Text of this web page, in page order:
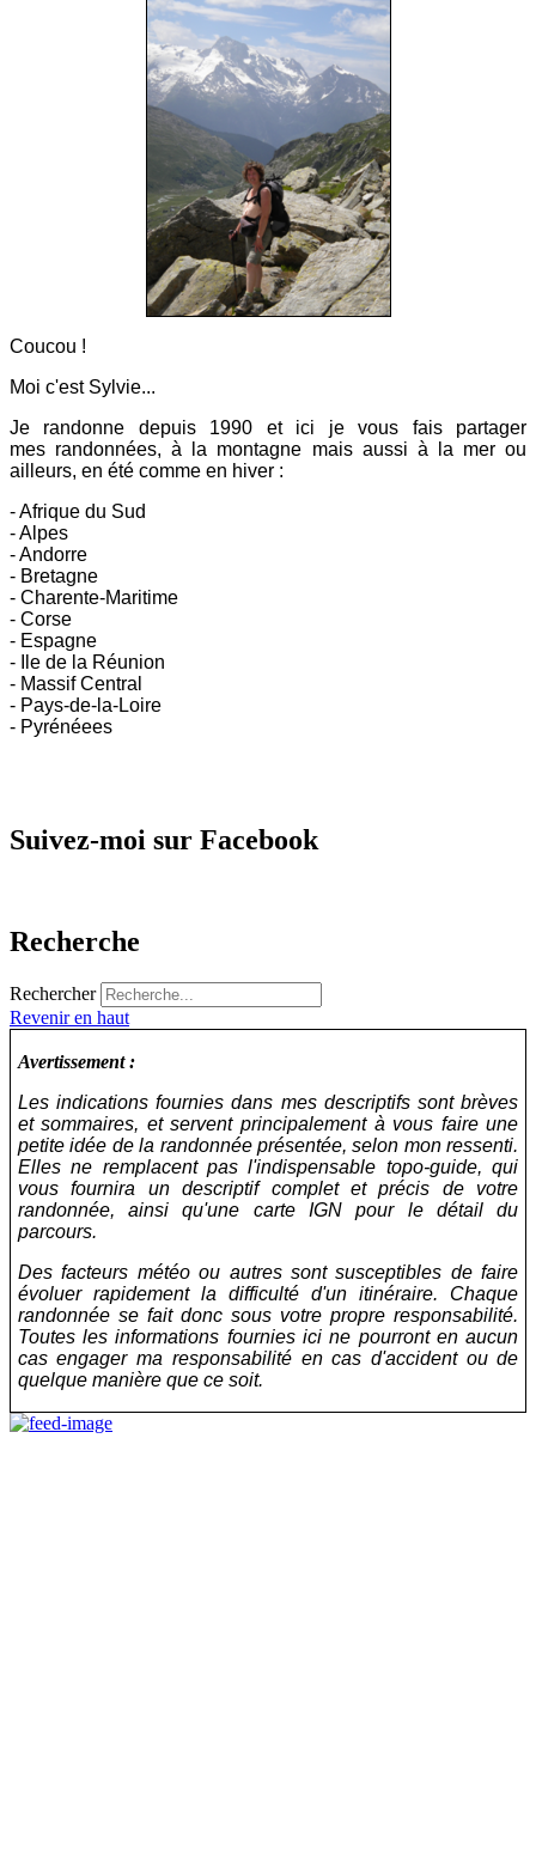
Coucou !
Moi c'est Sylvie...
Je randonne depuis 1990 et ici je vous fais partager
mes randonnées, à la montagne mais aussi à la mer ou
ailleurs, en été comme en hiver :
- Afrique du Sud
- Alpes
- Andorre
- Bretagne
- Charente-Maritime
- Corse
- Espagne
- Ile de la Réunion
- Massif Central
- Pays-de-la-Loire
- Pyrénéees
Suivez-moi sur Facebook
Recherche
Rechercher
Revenir en haut
Avertissement :
Les indications fournies dans mes descriptifs sont brèves
et sommaires, et servent principalement à vous faire une
petite idée de la randonnée présentée, selon mon ressenti.
Elles ne remplacent pas l'indispensable topo-guide, qui
vous fournira un descriptif complet et précis de votre
randonnée, ainsi qu'une carte IGN pour le détail du
parcours.
Des facteurs météo ou autres sont susceptibles de faire
évoluer rapidement la difficulté d'un itinéraire. Chaque
randonnée se fait donc sous votre propre responsabilité.
Toutes les informations fournies ici ne pourront en aucun
cas engager ma responsabilité en cas d'accident ou de
quelque manière que ce soit.